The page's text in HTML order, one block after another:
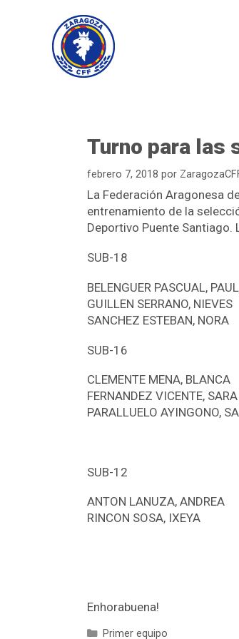
Turno para las
febrero 7, 2018 por
La Federación Aragonesa
entrenamiento de la
Deportivo Puente
SUB-18
BELENGUER PASCUAL,
GUILLEN SERRANO, NIEVES
SANCHEZ ESTEBAN, NORA
SUB-16
CLEMENTE MENA, BLANCA
FERNANDEZ VICENTE, SARA
PARALLUELO AYINGONO,
SUB-12
ANTON LANUZA, ANDREA
RINCON SOSA, IXEYA
Enhorabuena!
Primer equipo